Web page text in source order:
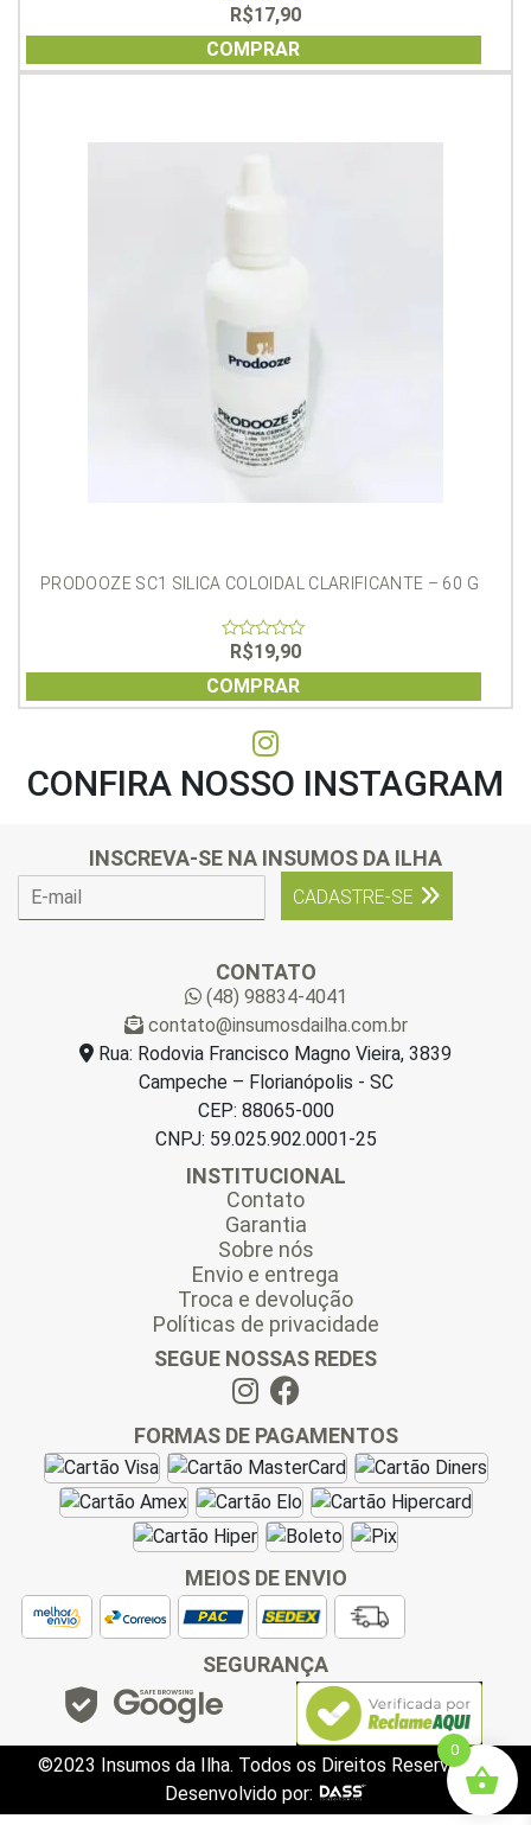
out
of
5
R$17,90
COMPRAR
PRODOOZE SC1 SILICA COLOIDAL CLARIFICANTE – 60 G
out
of
5
R$19,90
COMPRAR
CONFIRA NOSSO INSTAGRAM
INSCREVA-SE NA INSUMOS DA ILHA
CADASTRE-SE
CONTATO
(48) 98834-4041
contato@insumosdailha.com.br
Rua: Rodovia Francisco Magno Vieira, 3839
Campeche – Florianópolis - SC
CEP: 88065-000
CNPJ: 59.025.902.0001-25
INSTITUCIONAL
Contato
Garantia
Sobre nós
Envio e entrega
Troca e devolução
Políticas de privacidade
SEGUE NOSSAS REDES
FORMAS DE PAGAMENTOS
MEIOS DE ENVIO
SEGURANÇA
©2023 Insumos da Ilha. Todos os Direitos Reservados.
Desenvolvido por:
0